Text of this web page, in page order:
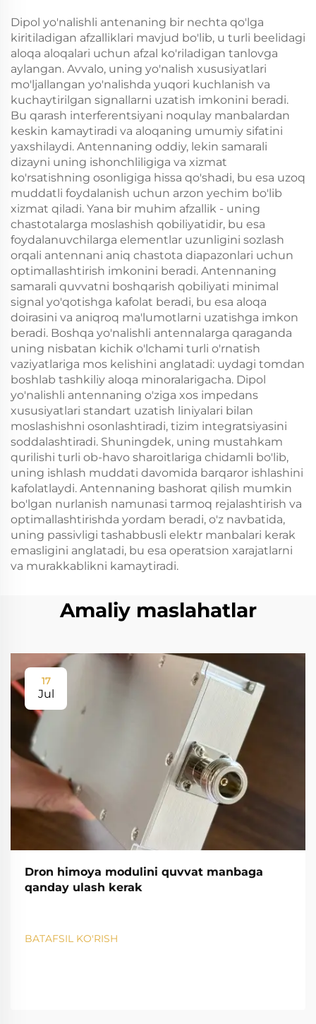
Dipol yo'nalishli antenaning bir nechta qo'lga
kiritiladigan afzalliklari mavjud bo'lib, u turli beelidagi
aloqa aloqalari uchun afzal ko'riladigan tanlovga
aylangan. Avvalo, uning yo'nalish xususiyatlari
mo'ljallangan yo'nalishda yuqori kuchlanish va
kuchaytirilgan signallarni uzatish imkonini beradi.
Bu qarash interferentsiyani noqulay manbalardan
keskin kamaytiradi va aloqaning umumiy sifatini
yaxshilaydi. Antennaning oddiy, lekin samarali
dizayni uning ishonchliligiga va xizmat
ko'rsatishning osonligiga hissa qo'shadi, bu esa uzoq
muddatli foydalanish uchun arzon yechim bo'lib
xizmat qiladi. Yana bir muhim afzallik - uning
chastotalarga moslashish qobiliyatidir, bu esa
foydalanuvchilarga elementlar uzunligini sozlash
orqali antennani aniq chastota diapazonlari uchun
optimallashtirish imkonini beradi. Antennaning
samarali quvvatni boshqarish qobiliyati minimal
signal yo'qotishga kafolat beradi, bu esa aloqa
doirasini va aniqroq ma'lumotlarni uzatishga imkon
beradi. Boshqa yo'nalishli antennalarga qaraganda
uning nisbatan kichik o'lchami turli o'rnatish
vaziyatlariga mos kelishini anglatadi: uydagi tomdan
boshlab tashkiliy aloqa minoralarigacha. Dipol
yo'nalishli antennaning o'ziga xos impedans
xususiyatlari standart uzatish liniyalari bilan
moslashishni osonlashtiradi, tizim integratsiyasini
soddalashtiradi. Shuningdek, uning mustahkam
qurilishi turli ob-havo sharoitlariga chidamli bo'lib,
uning ishlash muddati davomida barqaror ishlashini
kafolatlaydi. Antennaning bashorat qilish mumkin
bo'lgan nurlanish namunasi tarmoq rejalashtirish va
optimallashtirishda yordam beradi, o'z navbatida,
uning passivligi tashabbusli elektr manbalari kerak
emasligini anglatadi, bu esa operatsion xarajatlarni
va murakkablikni kamaytiradi.
Amaliy maslahatlar
17
Jul
Dron himoya modulini quvvat manbaga
qanday ulash kerak
BATAFSIL KO'RISH